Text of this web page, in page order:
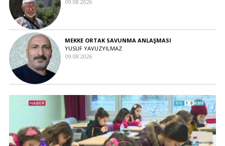
09.08.2026
MEKKE ORTAK SAVUNMA ANLAŞMASI
YUSUF YAVUZYILMAZ
09.08.2026